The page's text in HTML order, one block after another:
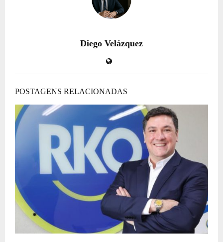
Diego Velázquez
POSTAGENS RELACIONADAS